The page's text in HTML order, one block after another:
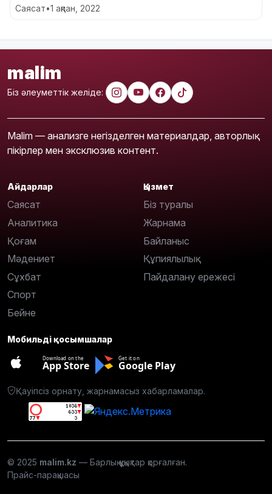
Саясат•1 ақпан, 2022
malim
Біз әлеуметтік желіде:
Malim — анализге негізделген материалдар, авторлық
пікірлер мен эксклюзив контент.
Айдарлар
Саясат
Аналитика
Қоғам
Мәдениет
Сұхбат
Спорт
Бейне
Қызмет
Біз туралы
Жарнама
Байланыс
Құпиялылық
Пайдалану ережесі
Мобильді қосымшалар
Download on the
App Store
Get it on
Google Play
Қауіпсіз орнату, жарнамасыз хабарламалар.
© 2025 malim.kz — Барлық құқықтар қорғалған.
Прайс-парақшасы